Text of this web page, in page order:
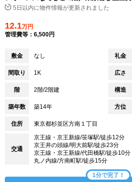
5日以内に物件情報が更新されました
12.1万円
管理費等：6,500円
敷金 なし 礼金
間取り 1K 広さ
階 2階/2階建 構造
築年数 築14年 方位
住所 東京都杉並区方南１丁目
交通
京王線・京王新線/笹塚駅/徒歩12分
京王井の頭線/明大前駅/徒歩23分
京王線・京王新線/代田橋駅/徒歩10分
丸ノ内線/方南町駅/徒歩15分
1分で完了！